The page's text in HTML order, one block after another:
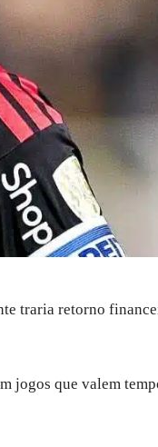
traria retorno
jogos que valem